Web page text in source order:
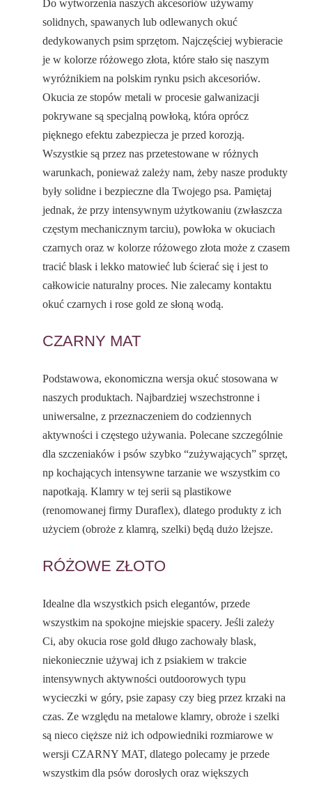
Do wytworzenia naszych akcesoriów używamy
solidnych, spawanych lub odlewanych okuć
dedykowanych psim sprzętom. Najczęściej wybieracie
je w kolorze różowego złota, które stało się naszym
wyróżnikiem na polskim rynku psich akcesoriów.
Okucia ze stopów metali w procesie galwanizacji
pokrywane są specjalną powłoką, która oprócz
pięknego efektu zabezpiecza je przed korozją.
Wszystkie są przez nas przetestowane w różnych
warunkach, ponieważ zależy nam, żeby nasze produkty
były solidne i bezpieczne dla Twojego psa. Pamiętaj
jednak, że przy intensywnym użytkowaniu (zwłaszcza
częstym mechanicznym tarciu), powłoka w okuciach
czarnych oraz w kolorze różowego złota może z czasem
tracić blask i lekko matowieć lub ścierać się i jest to
całkowicie naturalny proces. Nie zalecamy kontaktu
okuć czarnych i rose gold ze słoną wodą.
CZARNY MAT
Podstawowa, ekonomiczna wersja okuć stosowana w
naszych produktach. Najbardziej wszechstronne i
uniwersalne, z przeznaczeniem do codziennych
aktywności i częstego używania. Polecane szczególnie
dla szczeniaków i psów szybko “zużywających” sprzęt,
np kochających intensywne tarzanie we wszystkim co
napotkają. Klamry w tej serii są plastikowe
(renomowanej firmy Duraflex), dlatego produkty z ich
użyciem (obroże z klamrą, szelki) będą dużo lżejsze.
RÓŻOWE ZŁOTO
Idealne dla wszystkich psich elegantów, przede
wszystkim na spokojne miejskie spacery. Jeśli zależy
Ci, aby okucia rose gold długo zachowały blask,
niekoniecznie używaj ich z psiakiem w trakcie
intensywnych aktywności outdoorowych typu
wycieczki w góry, psie zapasy czy bieg przez krzaki na
czas. Ze względu na metalowe klamry, obroże i szelki
są nieco cięższe niż ich odpowiedniki rozmiarowe w
wersji CZARNY MAT, dlatego polecamy je przede
wszystkim dla psów dorosłych oraz większych